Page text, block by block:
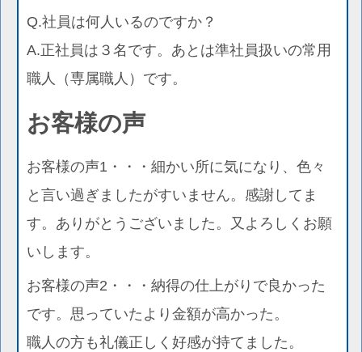
Q.社員は何人いるのですか？
A.正社員は３名です。あとは準社員扱いの常用
職人（専属職人）です。
お客様の声
お客様の声1・・・細かい所に気になり、色々
と言い過ぎましたがすいません。感謝してま
す。ありがとうございました。又よろしくお願
いします。
お客様の声2・・・納得の仕上がりで良かった
です。思っていたより金額が高かった。
職人の方も礼儀正しく好感が持てました。